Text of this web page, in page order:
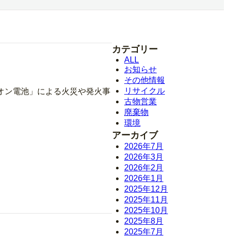
ン電池」による火災や発火事
カテゴリー
ALL
お知らせ
その他情報
リサイクル
古物営業
廃棄物
環境
アーカイブ
2026年7月
2026年3月
2026年2月
2026年1月
2025年12月
2025年11月
2025年10月
2025年8月
2025年7月